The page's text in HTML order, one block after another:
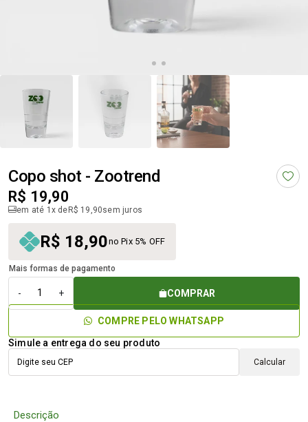
Copo shot - Zootrend
R$ 19,90
em até 1x de R$ 19,90sem juros
R$ 18,90no Pix 5% OFF
Mais formas de pagamento
- + COMPRAR
COMPRE PELO WHATSAPP
Simule a entrega do seu produto
Calcular
Descrição